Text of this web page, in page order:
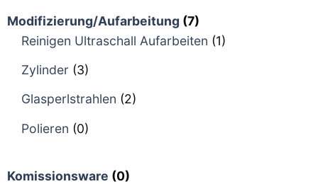
Modifizierung/Aufarbeitung (7)
Reinigen Ultraschall Aufarbeiten (1)
Zylinder (3)
Glasperlstrahlen (2)
Polieren (0)
Komissionsware (0)